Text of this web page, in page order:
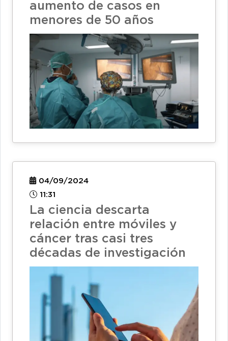
aumento de casos en
menores de 50 años
04/09/2024
11:31
La ciencia descarta
relación entre móviles y
cáncer tras casi tres
décadas de investigación